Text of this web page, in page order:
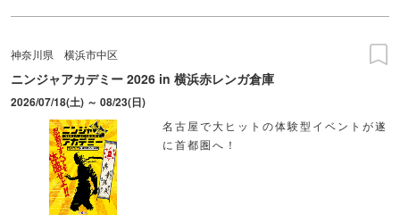
神奈川県 横浜市中区
ニンジャアカデミー 2026 in 横浜赤レンガ倉庫
2026/07/18(土) ～ 08/23(日)
名古屋で大ヒットの体験型イベントが遂
に首都圏へ！